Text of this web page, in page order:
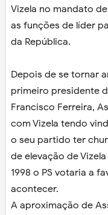
Vizela no mandato
as funções de líder
da República.
Depois de se tornar
primeiro presidente
Francisco Ferreira,
com Vizela tendo
o seu partido ter
de elevação de
1998 o PS votaria a
acontecer.
A aproximação de